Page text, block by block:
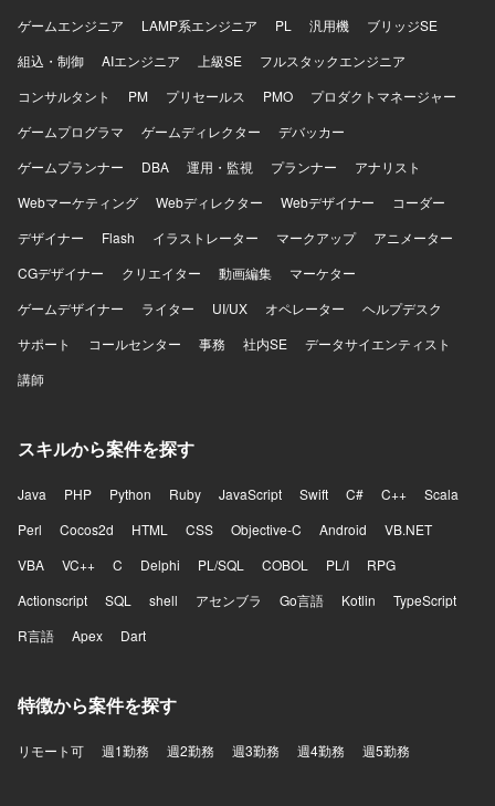
ゲームエンジニア
LAMP系エンジニア PL 汎用機
ブリッジSE
組込・制御
AIエンジニア 上級SE
フルスタックエンジニア
コンサルタント
PM プリセールス PMO
プロダクトマネージャー
ゲームプログラマ
ゲームディレクター
デバッカー
ゲームプランナー
DBA 運用・監視 プランナー
アナリスト
Webマーケティング
Webディレクター Webデザイナー
コーダー
デザイナー
Flash イラストレーター マークアップ
アニメーター
CGデザイナー
クリエイター 動画編集
マーケター
ゲームデザイナー
ライター UI/UX オペレーター
ヘルプデスク
サポート
コールセンター 事務 社内SE
データサイエンティスト
講師
スキルから案件を探す
Java PHP Python Ruby JavaScript Swift C# C++
Scala
Perl
Cocos2d HTML CSS Objective-C Android
VB.NET
VBA
VC++ C Delphi PL/SQL COBOL PL/I
RPG
Actionscript
SQL shell アセンブラ Go言語 Kotlin
TypeScript
R言語
Apex Dart
特徴から案件を探す
リモート可 週1勤務 週2勤務 週3勤務 週4勤務 週5勤務